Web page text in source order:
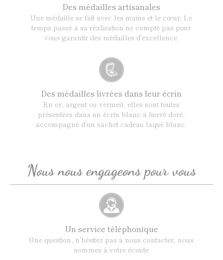
Des médailles artisanales
Une médaille se fait avec les mains et le cœur. Le
temps passé à sa réalisation ne compte pas pour
vous garantir des médailles d’excellence.
Des médailles livrées dans leur écrin
En or, argent ou vermeil, elles sont toutes
présentées dans un écrin blanc à liseré doré,
accompagné d’un sachet cadeau laqué blanc.
Nous nous engageons pour vous
Un service téléphonique
Une question, n'hésitez pas à nous contacter, nous
sommes à votre écoute